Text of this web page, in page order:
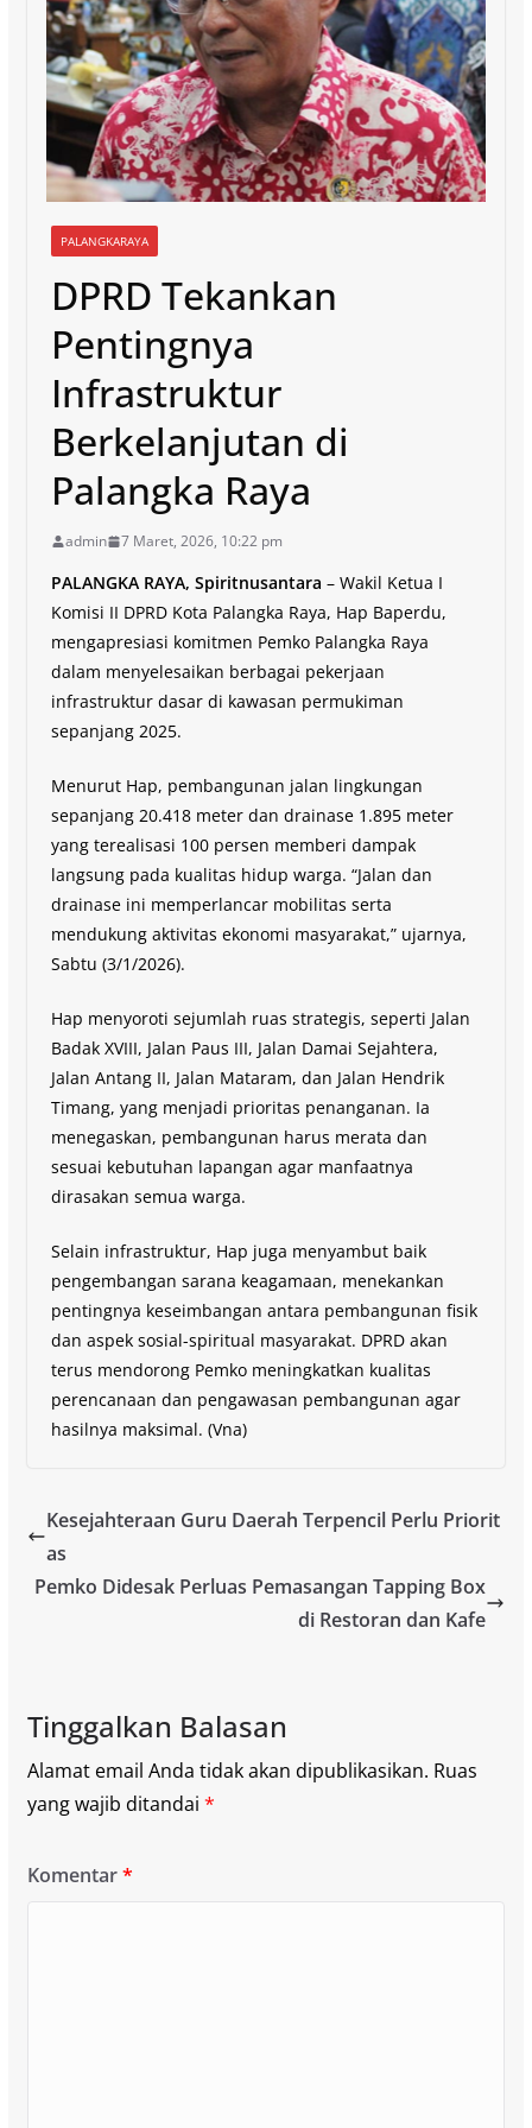
PALANGKARAYA
DPRD Tekankan
Pentingnya
Infrastruktur
Berkelanjutan di
Palangka Raya
admin 7 Maret, 2026, 10:22 pm
PALANGKA RAYA, Spiritnusantara – Wakil Ketua I
Komisi II DPRD Kota Palangka Raya, Hap Baperdu,
mengapresiasi komitmen Pemko Palangka Raya
dalam menyelesaikan berbagai pekerjaan
infrastruktur dasar di kawasan permukiman
sepanjang 2025.
Menurut Hap, pembangunan jalan lingkungan
sepanjang 20.418 meter dan drainase 1.895 meter
yang terealisasi 100 persen memberi dampak
langsung pada kualitas hidup warga. “Jalan dan
drainase ini memperlancar mobilitas serta
mendukung aktivitas ekonomi masyarakat,” ujarnya,
Sabtu (3/1/2026).
Hap menyoroti sejumlah ruas strategis, seperti Jalan
Badak XVIII, Jalan Paus III, Jalan Damai Sejahtera,
Jalan Antang II, Jalan Mataram, dan Jalan Hendrik
Timang, yang menjadi prioritas penanganan. Ia
menegaskan, pembangunan harus merata dan
sesuai kebutuhan lapangan agar manfaatnya
dirasakan semua warga.
Selain infrastruktur, Hap juga menyambut baik
pengembangan sarana keagamaan, menekankan
pentingnya keseimbangan antara pembangunan fisik
dan aspek sosial-spiritual masyarakat. DPRD akan
terus mendorong Pemko meningkatkan kualitas
perencanaan dan pengawasan pembangunan agar
hasilnya maksimal. (Vna)
Kesejahteraan Guru Daerah Terpencil Perlu Priorit
as
Pemko Didesak Perluas Pemasangan Tapping Box
di Restoran dan Kafe
Tinggalkan Balasan
Alamat email Anda tidak akan dipublikasikan. Ruas
yang wajib ditandai *
Komentar*